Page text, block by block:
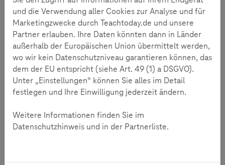
Hate Speech ist jedoch keine ausschließlich digitale
Erscheinung, sondern sie greift reale Machtstrukturen und
Diskriminierung auf. Ihre Darstellung kann von subtil bis hin
zu beleidigend und bedrohlich reichen. Sie wird von Hass,
Aggressivität und einer generellen Missachtung gegenüber
Mitmenschen geprägt. Häufig reichen dafür Hautfarbe,
Geschlecht oder auch die eigenen Werte.
antidemokratischer Gruppierungen auf die öffentliche
Meinungsbildung und den sozialen Umgang miteinander.
und die Verwendung aller Cookies zur Analyse und für
Marketingzwecke durch Teachtoday.de und unsere
Partner erlauben. Ihre Daten könnten dann in Länder
außerhalb der Europäischen Union übermittelt werden,
wo wir kein Datenschutzniveau garantieren können, das
dem der EU entspricht (siehe Art. 49 (1) a DSGVO).
Unter „Einstellungen“ können Sie alles im Detail
festlegen und Ihre Einwilligung jederzeit ändern.
Weitere Informationen finden Sie im
Datenschutzhinweis und in der Partnerliste.